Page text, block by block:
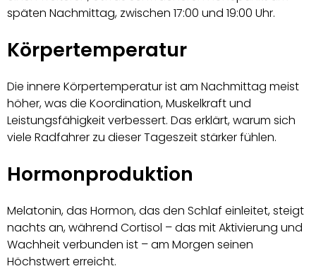
späten Nachmittag, zwischen 17:00 und 19:00 Uhr.
Körpertemperatur
Die innere Körpertemperatur ist am Nachmittag meist
höher, was die Koordination, Muskelkraft und
Leistungsfähigkeit verbessert. Das erklärt, warum sich
viele Radfahrer zu dieser Tageszeit stärker fühlen.
Hormonproduktion
Melatonin, das Hormon, das den Schlaf einleitet, steigt
nachts an, während Cortisol – das mit Aktivierung und
Wachheit verbunden ist – am Morgen seinen
Höchstwert erreicht.